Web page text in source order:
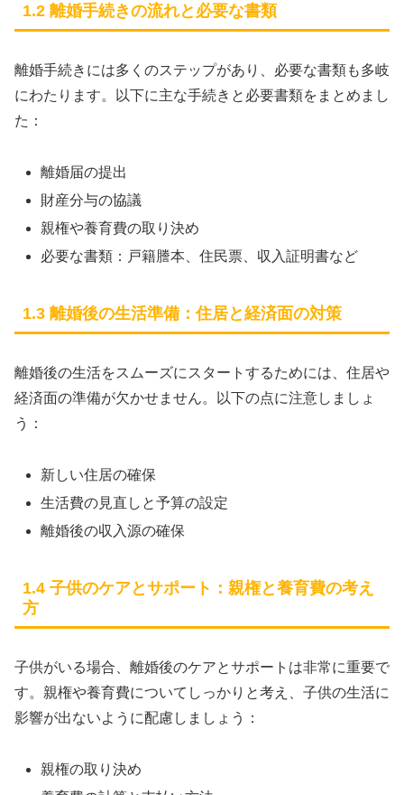
1.2 離婚手続きの流れと必要な書類
離婚手続きには多くのステップがあり、必要な書類も多岐
にわたります。以下に主な手続きと必要書類をまとめまし
た：
離婚届の提出
財産分与の協議
親権や養育費の取り決め
必要な書類：戸籍謄本、住民票、収入証明書など
1.3 離婚後の生活準備：住居と経済面の対策
離婚後の生活をスムーズにスタートするためには、住居や
経済面の準備が欠かせません。以下の点に注意しましょ
う：
新しい住居の確保
生活費の見直しと予算の設定
離婚後の収入源の確保
1.4 子供のケアとサポート：親権と養育費の考え
方
子供がいる場合、離婚後のケアとサポートは非常に重要で
す。親権や養育費についてしっかりと考え、子供の生活に
影響が出ないように配慮しましょう：
親権の取り決め